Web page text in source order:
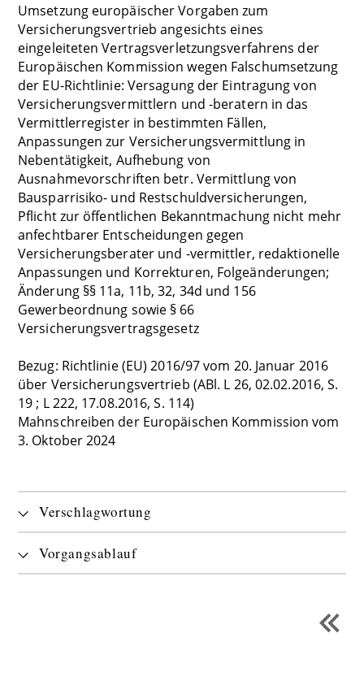
Umsetzung europäischer Vorgaben zum
Versicherungsvertrieb angesichts eines
eingeleiteten Vertragsverletzungsverfahrens der
Europäischen Kommission wegen Falschumsetzung
der EU-Richtlinie: Versagung der Eintragung von
Versicherungsvermittlern und -beratern in das
Vermittlerregister in bestimmten Fällen,
Anpassungen zur Versicherungsvermittlung in
Nebentätigkeit, Aufhebung von
Ausnahmevorschriften betr. Vermittlung von
Bausparrisiko- und Restschuldversicherungen,
Pflicht zur öffentlichen Bekanntmachung nicht mehr
anfechtbarer Entscheidungen gegen
Versicherungsberater und -vermittler, redaktionelle
Anpassungen und Korrekturen, Folgeänderungen;
Änderung §§ 11a, 11b, 32, 34d und 156
Gewerbeordnung sowie § 66
Versicherungsvertragsgesetz
Bezug: Richtlinie (EU) 2016/97 vom 20. Januar 2016
über Versicherungsvertrieb (ABl. L 26, 02.02.2016, S.
19 ; L 222, 17.08.2016, S. 114)
Mahnschreiben der Europäischen Kommission vom
3. Oktober 2024
Verschlagwortung
Vorgangsablauf